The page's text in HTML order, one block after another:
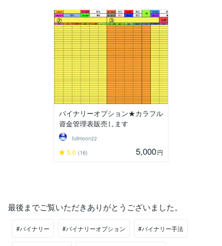
バイナリーオプション★カラフル
資金管理表販売します
fullmoon22
5.0 (16) 5,000円
最後までご覧いただきありがとうございました。
#バイナリー #バイナリーオプション #バイナリー手法